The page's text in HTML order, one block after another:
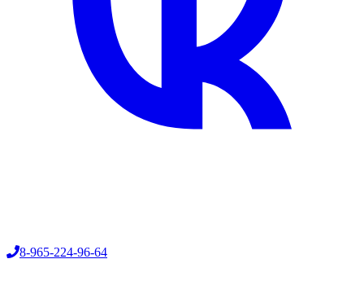
8-965-224-96-64